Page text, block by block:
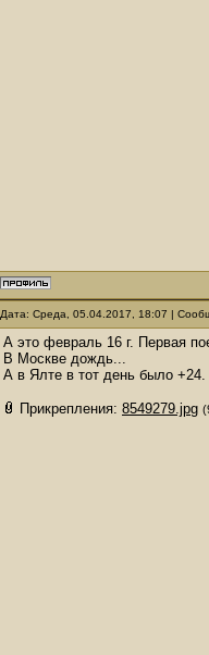
Дата: Среда, 05.04.2017, 18:07 |
А это февраль 16 г. Первая
В Москве дождь...
А в Ялте в тот день было +24.
Прикрепления: 8549279.jpg